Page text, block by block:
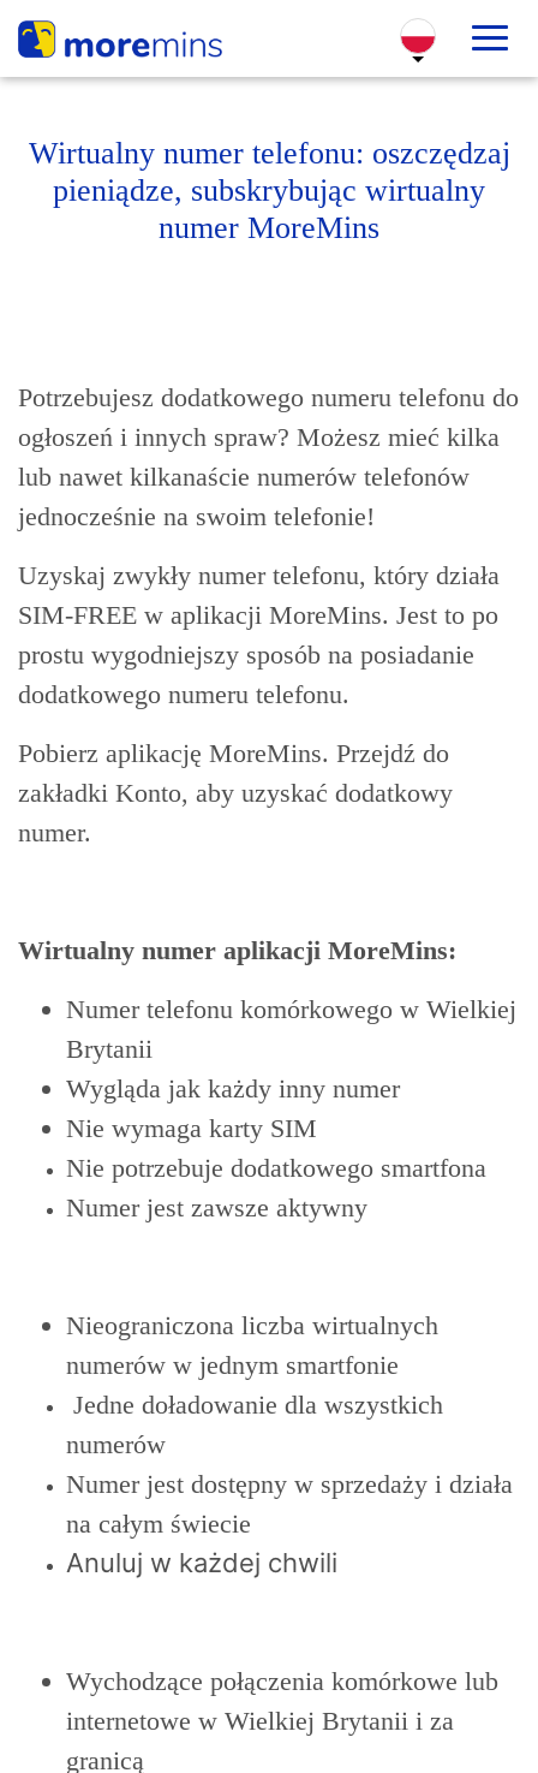
Wirtualny numer telefonu: oszczędzaj
pieniądze, subskrybując wirtualny
numer MoreMins
Potrzebujesz dodatkowego numeru telefonu do
ogłoszeń i innych spraw? Możesz mieć kilka
lub nawet kilkanaście numerów telefonów
jednocześnie na swoim telefonie!
Uzyskaj zwykły numer telefonu, który działa
SIM-FREE w aplikacji MoreMins. Jest to po
prostu wygodniejszy sposób na posiadanie
dodatkowego numeru telefonu.
Pobierz aplikację MoreMins. Przejdź do
zakładki Konto, aby uzyskać dodatkowy
numer.
Wirtualny numer aplikacji MoreMins:
Numer telefonu komórkowego w Wielkiej
Brytanii
Wygląda jak każdy inny numer
Nie wymaga karty SIM
Nie potrzebuje dodatkowego smartfona
Numer jest zawsze aktywny
Nieograniczona liczba wirtualnych
numerów w jednym smartfonie
Jedne doładowanie dla wszystkich
numerów
Numer jest dostępny w sprzedaży i działa
na całym świecie
Anuluj w każdej chwili
Wychodzące połączenia komórkowe lub
internetowe w Wielkiej Brytanii i za
granicą